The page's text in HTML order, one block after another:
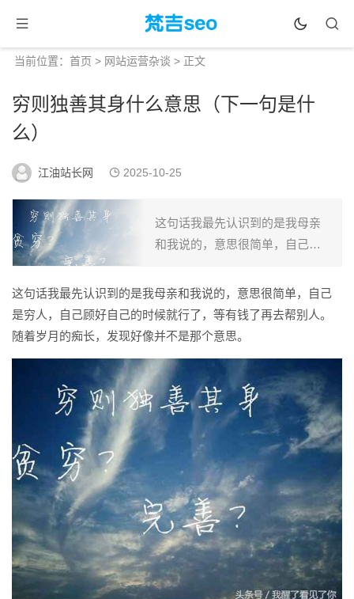
当前位置： 首页 > 网站运营杂谈 > 正文
穷则独善其身什么意思（下一句是什
么）
江油站长网 2025-10-25
这句话我最先认识到的是我母亲
和我说的，意思很简单，自己是
了，等有钱了再去帮别人。随着
岁月的痴长，发现好像并不是那
个意思。...
这句话我最先认识到的是我母亲和我说的，意思很简单，自己
是穷人，自己顾好自己的时候就行了，等有钱了再去帮别人。
随着岁月的痴长，发现好像并不是那个意思。